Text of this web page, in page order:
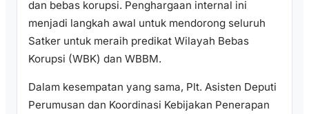
dan bebas korupsi. Penghargaan internal ini
menjadi langkah awal untuk mendorong seluruh
Satker untuk meraih predikat Wilayah Bebas
Korupsi (WBK) dan WBBM.
Dalam kesempatan yang sama, Plt. Asisten Deputi
Perumusan dan Koordinasi Kebijakan Penerapan